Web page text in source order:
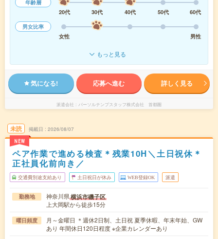
年齢層
20代
30代 40代 50代
60代
男女比率
女性
男性
もっと見る
気になる! 応募へ進む 詳しく見る
派遣会社 パーソルテンプスタッフ株式会社 首都圏
未読
NEW
掲載日 2026/08/07
ペア作業で進める検査＊残業10H＼土日祝休＊
正社員化前向き／
交通費別途支給あり 土日祝日が休み WEB登録OK 派遣
勤務地 神奈川県横浜市磯子区
上大岡駅から徒歩15分
曜日頻度
月～金曜日 ＊週休2日制、土日祝 夏季休暇、年末年始、GW
あり 年間休日120日程度 ※企業カレンダーあり